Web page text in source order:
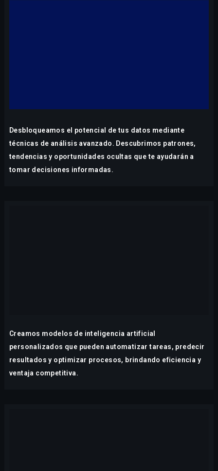
Desbloqueamos el potencial de tus datos mediante
técnicas de análisis avanzado. Descubrimos patrones,
tendencias y oportunidades ocultas que te ayudarán a
tomar decisiones informadas.
Creamos modelos de inteligencia artificial
personalizados que pueden automatizar tareas, predecir
resultados y optimizar procesos, brindando eficiencia y
ventaja competitiva.